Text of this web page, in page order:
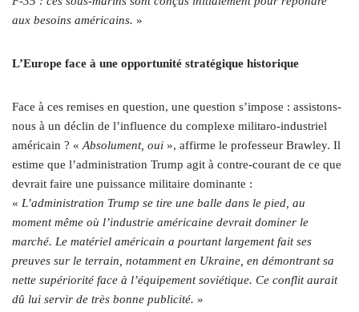
aux besoins américains. »
L’Europe face à une opportunité stratégique historique
Face à ces remises en question, une question s’impose : assistons-
nous à un déclin de l’influence du complexe militaro-industriel
américain ? «Absolument, oui », affirme le professeur Brawley. Il
estime que l’administration Trump agit à contre-courant de ce que
devrait faire une puissance militaire dominante :
« L’administration Trump se tire une balle dans le pied, au
moment même où l’industrie américaine devrait dominer le
marché. Le matériel américain a pourtant largement fait ses
preuves sur le terrain, notamment en Ukraine, en démontrant sa
nette supériorité face à l’équipement soviétique. Ce conflit aurait
dû lui servir de très bonne publicité. »